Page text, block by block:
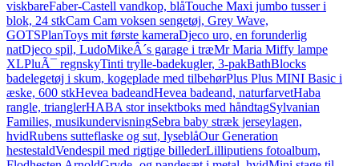
viskbareFaber-Castell vandkop, blåTouche Maxi jumbo tusser i
blok, 24 stkCam Cam voksen sengetøj, Grey Wave,
GOTSPlanToys mit første kameraDjeco uro, en forunderlig
natDjeco spil, LudoMikeÂ´s garage i træMr Maria Miffy lampe
XLPluÃ¯ regnskyTinti trylle-badekugler, 3-pakBathBlocks
badelegetøj i skum, kogeplade med tilbehørPlus Plus MINI Basic i
æske, 600 stkHevea badeandHevea badeand, naturfarvetHaba
rangle, trianglerHABA stor insektboks med håndtagSylvanian
Families, musikundervisningSebra baby stræk jerseylagen,
hvidRubens sutteflaske og sut, lyseblåOur Generation
hestestaldVendespil med rigtige billederLilliputiens fotoalbum,